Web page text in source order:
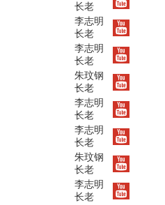
长老
李志明
长老
李志明
长老
朱玟钢
长老
李志明
长老
李志明
长老
朱玟钢
长老
李志明
长老